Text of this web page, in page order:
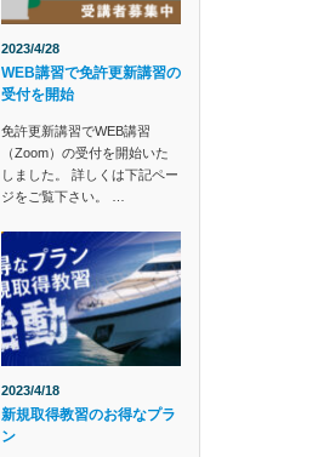
2023/4/28
WEB講習で免許更新講習の
受付を開始
免許更新講習でWEB講習
（Zoom）の受付を開始いた
しました。 詳しくは下記ペー
ジをご覧下さい。 …
2023/4/18
新規取得教習のお得なプラ
ン